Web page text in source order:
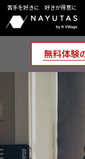
苦手を好きに 好きが得意に